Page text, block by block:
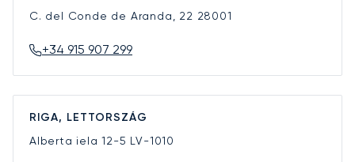
C. del Conde de Aranda, 22 28001
+34 915 907 299
RIGA, LETTORSZÁG
Alberta iela 12-5 LV-1010